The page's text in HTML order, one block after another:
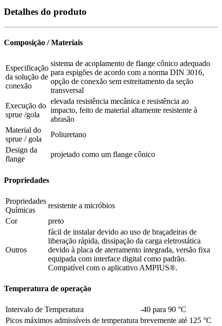
Detalhes do produto
Composição / Materiais
Especificação
da solução de
conexão
sistema de acoplamento de flange cônico adequado
para espigões de acordo com a norma DIN 3016,
opção de conexão sem estreitamento da seção
transversal
Execução do
sprue /gola
elevada resistência mecânica e resistência ao
impacto, feito de material altamente resistente à
abrasão
Material do
sprue / gola
Poliuretano
Design da
flange
projetado como um flange cônico
Propriedades
Propriedades
Químicas
resistente a micróbios
Cor
preto
Outros
fácil de instalar devido ao uso de braçadeiras de
liberação rápida, dissipação da carga eletrostática
devido à placa de aterramento integrada, versão fixa
equipada com interface digital como padrão.
Compatível com o aplicativo AMPIUS®.
Temperatura de operação
Intervalo de Temperatura
-40 para 90 °C
Picos máximos admissíveis de temperatura brevemente até 125 °C